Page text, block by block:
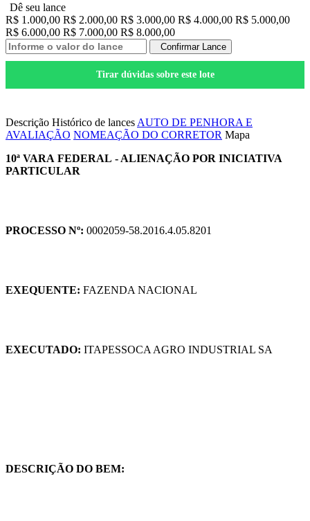
Dê seu lance
R$ 1.000,00 R$ 2.000,00 R$ 3.000,00 R$ 4.000,00 R$ 5.000,00
R$ 6.000,00 R$ 7.000,00 R$ 8.000,00
Confirmar Lance
Tirar dúvidas sobre este lote
Descrição Histórico de lances AUTO DE PENHORA E
AVALIAÇÃO NOMEAÇÃO DO CORRETOR Mapa
10ª VARA FEDERAL - ALIENAÇÃO POR INICIATIVA
PARTICULAR
PROCESSO Nº: 0002059-58.2016.4.05.8201
EXEQUENTE: FAZENDA NACIONAL
EXECUTADO: ITAPESSOCA AGRO INDUSTRIAL SA
DESCRIÇÃO DO BEM: